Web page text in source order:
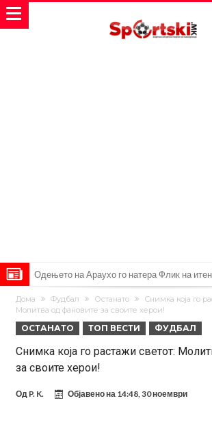
Барселона и Сити без договор за
Никој не разбира зошто: Мурињо брутално
Ференцварош по натпреварот
Арсенал и Манчестер Јунајтед сакаат
Манчестер Сити за 100 милиони евра ја
Се подготвува фудбалска предавство
2010 година?
Тикет на денот (недела, 09.08.2026)
Дома Фудбал Останато
Снимка која го
Молитва од фановите за своите херои!
ОСТАНАТО ТОП ВЕСТИ ФУДБАЛ
Снимка која го растажи светот:
за своите херои!
Од P. K. Објавено на 14:48, 30 ноември